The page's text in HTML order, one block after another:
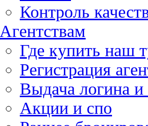
Контроль
Агентствам
Где купить наш
Регистрация
Выдача логина и
Акции и спо